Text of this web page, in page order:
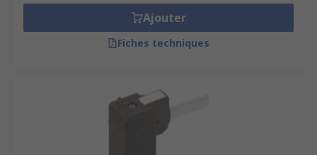
Ajouter
Fiches techniques